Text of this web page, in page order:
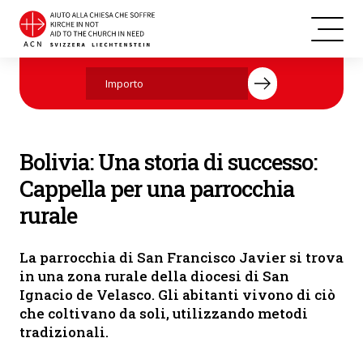
Bolivia
Aiutate ora con la vostra donazione.
Bolivia: Una storia di successo:
Cappella per una parrocchia
rurale
La parrocchia di San Francisco Javier si trova
in una zona rurale della diocesi di San
Ignacio de Velasco. Gli abitanti vivono di ciò
che coltivano da soli, utilizzando metodi
tradizionali.